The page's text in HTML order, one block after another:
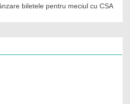
biletele pentru meciul cu CSA